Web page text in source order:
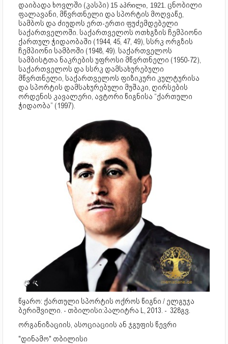
დაიბადა ხოვლში (კასპი) 15 აპრილი, 1921. ცნობილი
ფალავანი, მწვრთნელი და სპორტის მოღვაწე,
სამბოს და ძიუდოს ერთ-ერთი ფუძემდებელი
საქართველოში. საქართველოს ოთხგზის ჩემპიონი
ქართულ ჭიდაობაში (1944, 45, 47, 49), სსრკ ორგზის
ჩემპიონი სამბოში (1948, 49). საქართველოს
სამბისტთა ნაკრების უფროსი მწვრთნელი (1950-72),
საქართველოს და სსრკ დამსახურებული
მწვრთნელი, საქართველოს ფიზიკური კულტურისა
და სპორტის დამსახურებული მუშაკი, ღირსების
ორდენის კავალერი, ავტორი წიგნისა “ქართული
ჭიდაობა” (1997).
წყარო: ქართული სპორტის ოქროს წიგნი / ელგუჯა
ბერიშვილი. - თბილისი:პალიტრა L, 2013. - 328გვ.
ორგანიზაციის, ასოციაციის ან ჯგუფის წევრი
"დინამო" თბილისი